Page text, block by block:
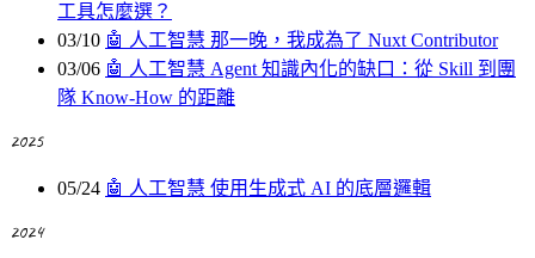
工具怎麼選？
03/10 🤖 人工智慧 那一晚，我成為了 Nuxt Contributor
03/06 🤖 人工智慧 Agent 知識內化的缺口：從 Skill 到團
隊 Know-How 的距離
2025
05/24 🤖 人工智慧 使用生成式 AI 的底層邏輯
2024